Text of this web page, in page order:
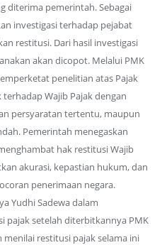
diterima pemerintah. Sebagai
investigasi terhadap pejabat
restitusi. Dari hasil investigasi
akan dicopot. Melalui PMK
penelitian atas Pajak
Wajib Pajak dengan
persyaratan tertentu, maupun
Pemerintah menegaskan
hak restitusi Wajib
akurasi, kepastian hukum, dan
penerimaan negara.
Yudhi Sadewa dalam
pajak setelah diterbitkannya PMK
menilai restitusi pajak selama ini